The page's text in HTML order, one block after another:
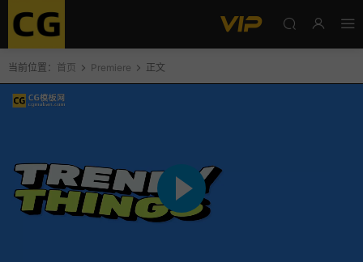
当前位置： 首页 Premiere 正文